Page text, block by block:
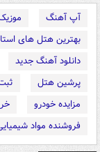
آپ آهنگ
بهترین هتل های
دانلود آهنگ جدید
پرشین هتل
مزایده خودرو
فروشنده مواد